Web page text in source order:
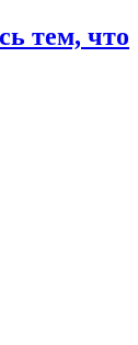
тем, что